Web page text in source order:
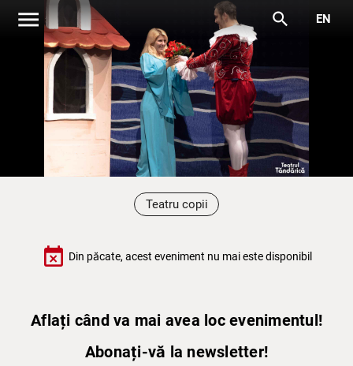
menu search EN
Teatru copii
event_busy Din păcate, acest eveniment nu mai este disponibil
Aflați când va mai avea loc evenimentul!
Abonați-vă la newsletter!